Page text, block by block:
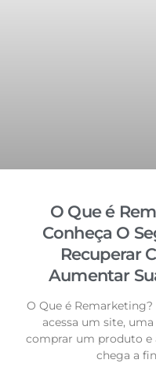
O Que é
Conheça O
Recuperar
Aumentar
O Que é
acessa um site,
comprar um produto e
chega a